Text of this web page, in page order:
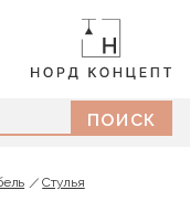
Стулья